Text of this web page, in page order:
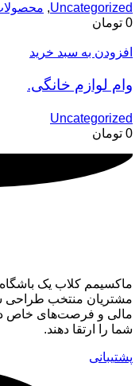
Uncategorized
,
0 تومان
افزودن به سبد خرید
وام لوازم خانگی.
Uncategorized
0 تومان
ماکسیمم کلاب یک
مشتریان منتخب طراحی
مالی و فرصت‌های خاص
شما را ارتقا دهند.
پشتیبانی